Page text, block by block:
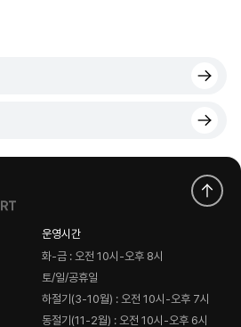
운영시간
화-금 : 오전 10시-오후 8시
토/일/공휴일
하절기(3-10월) : 오전 10시-오후 7시
동절기(11-2월) : 오전 10시-오후 6시